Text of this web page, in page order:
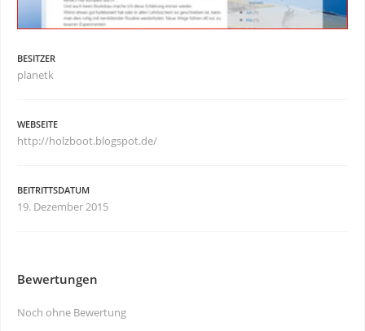
BESITZER
planetk
WEBSEITE
http://holzboot.blogspot.de/
BEITRITTSDATUM
19. Dezember 2015
Bewertungen
Noch ohne Bewertung